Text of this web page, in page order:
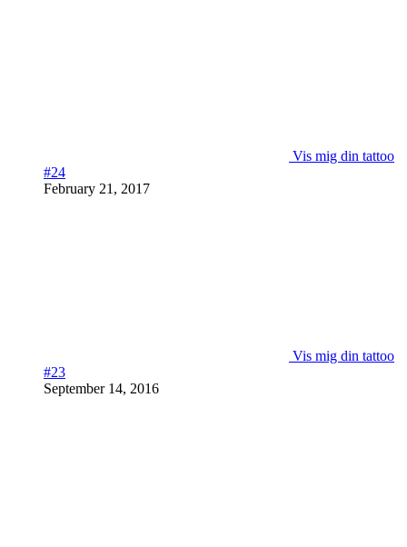
Vis mig din tattoo
#24
February 21, 2017
Vis mig din tattoo
#23
September 14, 2016